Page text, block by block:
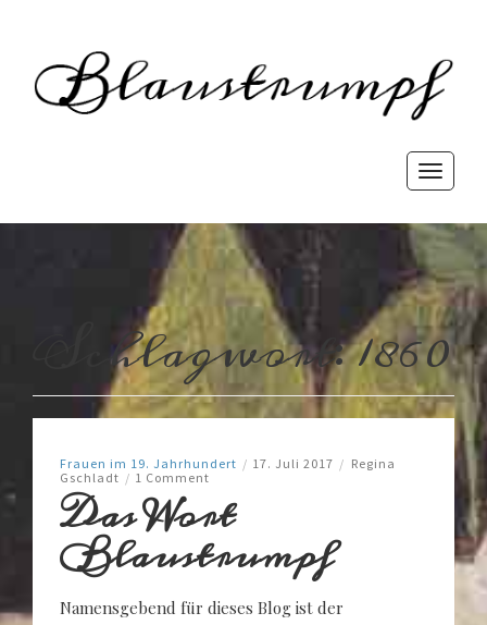
Toggle
Schlagwort:1860
Frauen im 19. Jahrhundert / 17. Juli 2017 / Regina
Gschladt / 1 Comment
Das Wort
Blaustrumpf
Namensgebend für dieses Blog ist der